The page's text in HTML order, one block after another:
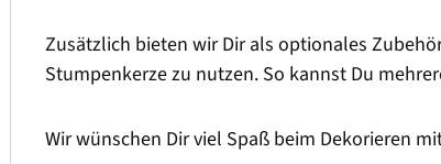
Zusätzlich bieten wir Dir als optionales
Stumpenkerze zu nutzen. So kannst Du
Wir wünschen Dir viel Spaß beim Dekorieren